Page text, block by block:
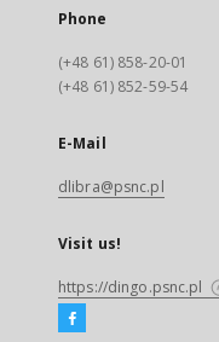
Phone
(+48 61) 858-20-01
(+48 61) 852-59-54
E-Mail
dlibra@psnc.pl
Visit us!
https://dingo.psnc.pl